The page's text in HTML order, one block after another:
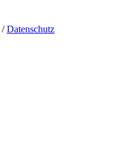
/Datenschutz